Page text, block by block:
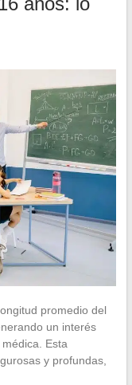
promedio del
un interés
Esta
y profundas,